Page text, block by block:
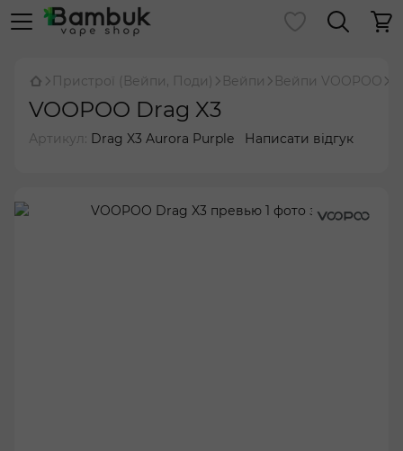
Пристрої (Вейпи, Поди) Вейпи Вейпи VOOPOO
VOOPOO Drag X3
Артикул: Drag X3 Aurora Purple Написати відгук